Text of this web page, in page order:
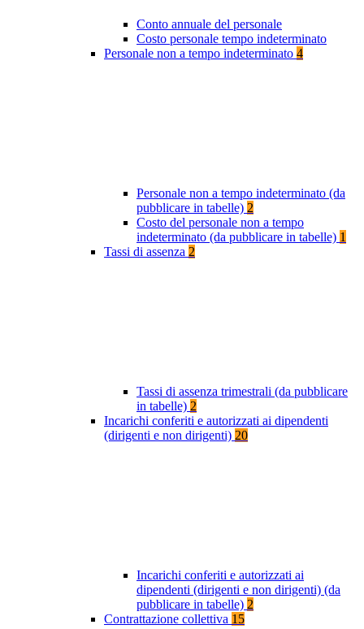
Conto annuale del personale
Costo personale tempo indeterminato
Personale non a tempo indeterminato 4
Personale non a tempo indeterminato (da
pubblicare in tabelle) 2
Costo del personale non a tempo
indeterminato (da pubblicare in tabelle) 1
Tassi di assenza 2
Tassi di assenza trimestrali (da pubblicare
in tabelle) 2
Incarichi conferiti e autorizzati ai dipendenti
(dirigenti e non dirigenti) 20
Incarichi conferiti e autorizzati ai
dipendenti (dirigenti e non dirigenti) (da
pubblicare in tabelle) 2
Contrattazione collettiva 15